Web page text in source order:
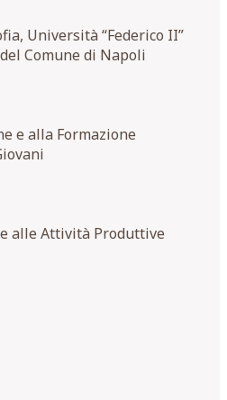
Università “Federico II”
Comune di Napoli
e alla Formazione
alle Attività Produttive